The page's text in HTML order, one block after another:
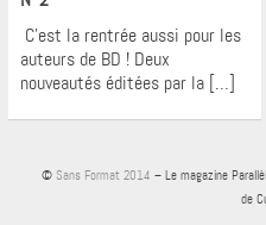
C’est la rentrée aussi pour les
auteurs de BD ! Deux
nouveautés éditées par la […]
© Sans Format 2014 – Le magazine
de